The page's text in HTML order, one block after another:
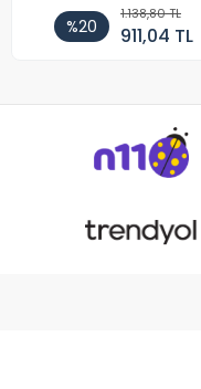
%20
1.138,80 TL
911,04 TL